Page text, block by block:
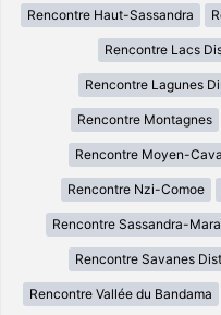
Rencontre Haut-Sassandra
Rencontre Lacs
Rencontre Lagunes
Rencontre Montagnes
Rencontre Moyen-
Rencontre Nzi-Comoe
Rencontre Sassandra-
Rencontre Savanes
Rencontre Vallée du Bandama